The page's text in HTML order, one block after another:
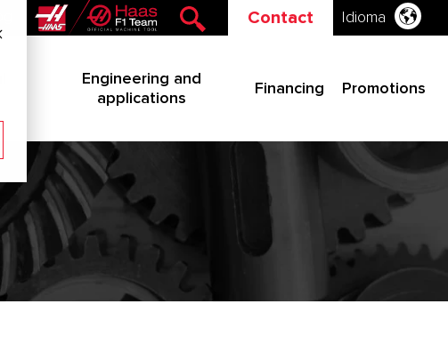
Contact Idioma
Engineering and
applications
Financing Promotions